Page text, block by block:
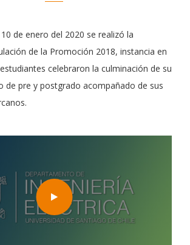
de enero del 2020 se realizó la
de la Promoción 2018, instancia en
celebraron la culminación de su
de pre y postgrado acompañado de sus